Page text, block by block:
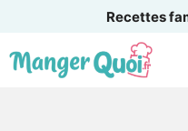
Recettes
au